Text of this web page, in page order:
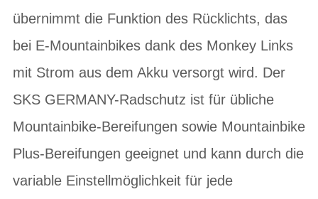
übernimmt die Funktion des Rücklichts, das
bei E-Mountainbikes dank des Monkey Links
mit Strom aus dem Akku versorgt wird. Der
SKS GERMANY-Radschutz ist für übliche
Mountainbike-Bereifungen sowie Mountainbike
Plus-Bereifungen geeignet und kann durch die
variable Einstellmöglichkeit für jede